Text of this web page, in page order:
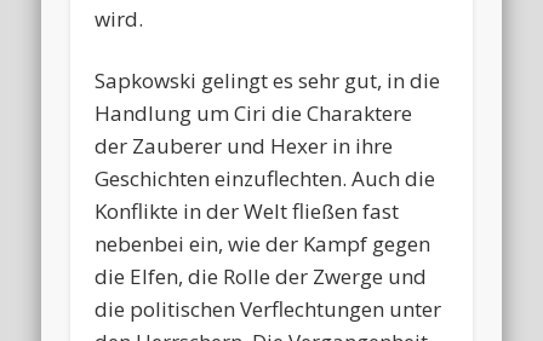
wird.
Sapkowski gelingt es sehr gut, in die
Handlung um Ciri die Charaktere
der Zauberer und Hexer in ihre
Geschichten einzuflechten. Auch die
Konflikte in der Welt fließen fast
nebenbei ein, wie der Kampf gegen
die Elfen, die Rolle der Zwerge und
die politischen Verflechtungen unter